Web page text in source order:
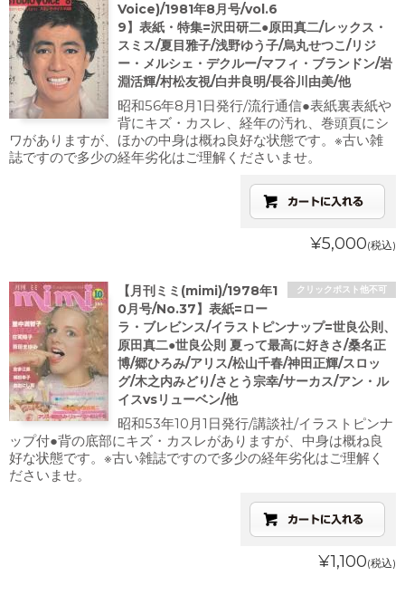
Voice)/1981年8月号/vol.6
9】表紙・特集=沢田研二●原田真二/レックス・
スミス/夏目雅子/浅野ゆう子/烏丸せつこ/リジ
ー・メルシェ・デクルー/マフィ・ブランドン/岩
淵活輝/村松友視/白井良明/長谷川由美/他
昭和56年8月1日発行/流行通信●表紙裏表紙や
背にキズ・カスレ、経年の汚れ、巻頭頁にシ
ワがありますが、ほかの中身は概ね良好な状態です。※古い雑
誌ですので多少の経年劣化はご理解くださいませ。
¥5,000(税込)
クリックポスト他不可
【月刊ミミ(mimi)/1978年1
0月号/No.37】表紙=ロー
ラ・ブレビンス/イラストピンナップ=世良公則、
原田真二●世良公則 夏って最高に好きさ/桑名正
博/郷ひろみ/アリス/松山千春/神田正輝/スロッ
グ/木之内みどり/さとう宗幸/サーカス/アン・ル
イスvsリューベン/他
昭和53年10月1日発行/講談社/イラストピンナ
ップ付●背の底部にキズ・カスレがありますが、中身は概ね良
好な状態です。※古い雑誌ですので多少の経年劣化はご理解く
ださいませ。
¥1,100(税込)